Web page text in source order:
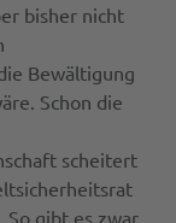
bisher nicht
Bewältigung
Schon die
scheitert
gibt es zwar